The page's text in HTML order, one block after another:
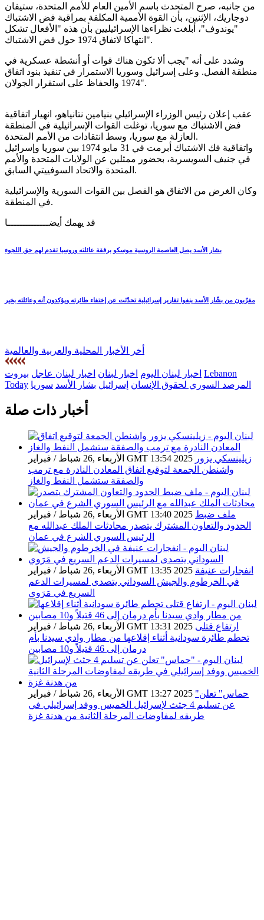
من جانبه، صرح المتحدث باسم الأمين العام للأمم المتحدة، ستيفان
دوجاريك، الإثنين، بأن القوة الأممية المكلفة بمراقبة فض الاشتباك
"يوندوف"، أبلغت نظراءها الإسرائيليين بأن هذه "الأفعال تشكل
انتهاكا لاتفاق 1974 حول فض الاشتباك".
وشدد على أنه "يجب ألا تكون هناك قوات أو أنشطة عسكرية في
منطقة الفصل. وعلى إسرائيل وسوريا الاستمرار في تنفيذ بنود اتفاق
1974 والحفاظ على استقرار الجولان".
عقب إعلان رئيس الوزراء الإسرائيلي بنيامين نتانياهو، انهيار اتفاقية
فض الاشتباك مع سوريا، توغلت القوات الإسرائيلية في المنطقة
العازلة مع سوريا، وسط انتقادات من الأمم المتحدة.
واتفاقية فك الاشتباك أبرمت في 31 مايو 1974 بين سوريا وإسرائيل
في جنيف السويسرية، بحضور ممثلين عن الولايات المتحدة والأمم
المتحدة والاتحاد السوفييتي السابق.
وكان الغرض من الاتفاق هو الفصل بين القوات السورية والإسرائيلية
في المنطقة.
قد يهمك أيضــــــــــــــا
بشار الأسد يصل العاصمة الروسية موسكو برفقة عائلته وروسيا تقدم لهم حق اللجوء
مقرّبون من بشّار الأسد ينفوا تقارير إسرائيلية تحدّثت عن إختفاء طائرته ويؤكدون أنه وعائلته بخير
أخر الأخبار المحلية والعربية والعالمية
اخبار لبنان اليوم اخبار لبنان اخبار لبنان عاجل بيروت
Lebanon
Today
المرصد السوري لحقوق الإنسان إسرائيل بشار الأسد سوريا
أخبار ذات صلة
الأربعاء ,26 شباط / فبراير GMT 13:54 2025 زيلينسكي يزور
واشنطن الجمعة لتوقيع اتفاق المعادن النادرة مع ترمب
والصفقة ستشمل النفط والغاز
الأربعاء ,26 شباط / فبراير GMT 13:40 2025 ملف ضبط
الحدود والتعاون المشترك يتصدر محادثات الملك عبدالله مع
الرئيس السوري الشرع في عمان
الأربعاء ,26 شباط / فبراير GMT 13:35 2025 انفجارات عنيفة
في الخرطوم والجيش السوداني يتصدى لمسيرات الدعم
السريع في مَرَوي
الأربعاء ,26 شباط / فبراير GMT 13:31 2025 ارتفاع قتلى
تحطم طائرة سودانية أثناء إقلاعها من مطار وادي سيدنا بأم
درمان إلى 46 قتيلاً و10 مصابين
الأربعاء ,26 شباط / فبراير GMT 13:27 2025 "حماس" تعلن
عن تسليم 4 جثث لإسرائيل الخميس ووفد إسرائيلي في
طريقه لمفاوضات المرحلة الثانية من هدنة غزة